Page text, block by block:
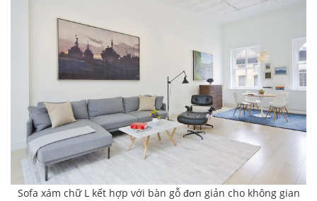
Sofa xám chữ L kết hợp với bàn gỗ đơn giản cho không gian